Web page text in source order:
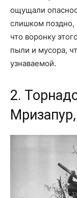
ощущали
слишком
что воронку
пыли и мусора,
узнаваемой.
2.